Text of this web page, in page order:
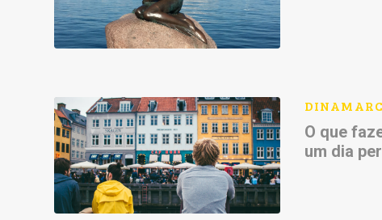
O que
um dia